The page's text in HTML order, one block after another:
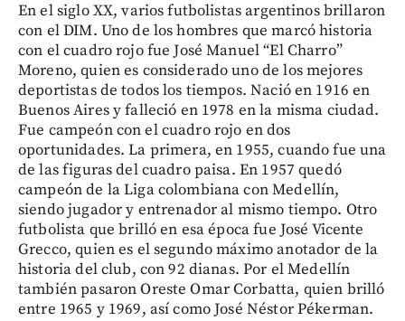
En el siglo XX, varios futbolistas argentinos brillaron
con el DIM. Uno de los hombres que marcó historia
con el cuadro rojo fue José Manuel “El Charro”
Moreno, quien es considerado uno de los mejores
deportistas de todos los tiempos. Nació en 1916 en
Buenos Aires y falleció en 1978 en la misma ciudad.
Fue campeón con el cuadro rojo en dos
oportunidades. La primera, en 1955, cuando fue una
de las figuras del cuadro paisa. En 1957 quedó
campeón de la Liga colombiana con Medellín,
siendo jugador y entrenador al mismo tiempo. Otro
futbolista que brilló en esa época fue José Vicente
Grecco, quien es el segundo máximo anotador de la
historia del club, con 92 dianas. Por el Medellín
también pasaron Oreste Omar Corbatta, quien brilló
entre 1965 y 1969, así como José Néstor Pékerman.